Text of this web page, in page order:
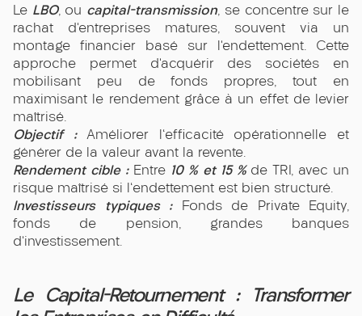
Le LBO, ou capital-transmission, se concentre sur le
rachat d’entreprises matures, souvent via un
montage financier basé sur l’endettement. Cette
approche permet d’acquérir des sociétés en
mobilisant peu de fonds propres, tout en
maximisant le rendement grâce à un effet de levier
maîtrisé.
Objectif :Améliorer l'efficacité opérationnelle et
générer de la valeur avant la revente.
Rendement cible :Entre 10 % et 15 %de TRI, avec un
risque maîtrisé si l'endettement est bien structuré.
Investisseurs typiques :Fonds de Private Equity,
fonds de pension, grandes banques
d’investissement.
Le Capital-Retournement : Transformer